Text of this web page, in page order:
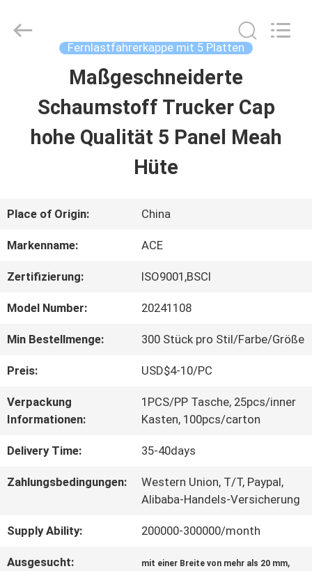
PRODUKTE
UNS
AUSFLUG
QUALITÄTSKONTROLLE
SIE
MIT
UNS
VERBINDUNG
Manufacturing
Fernlastfahrerkappe mit 5 Platten
Maßgeschneiderte
Schaumstoff Trucker Cap
hohe Qualität 5 Panel Meah
Hüte
Place of Origin: China
Markenname: ACE
Zertifizierung: ISO9001,BSCI
Model Number: 20241108
Min Bestellmenge: 300 Stück pro Stil/Farbe/Größe
Preis: USD$4-10/PC
Verpackung
Informationen:
1PCS/PP Tasche, 25pcs/inner
Kasten, 100pcs/carton
Delivery Time: 35-40days
Zahlungsbedingungen:
Western Union, T/T, Paypal,
Alibaba-Handels-Versicherung
Supply Ability: 200000-300000/month
Ausgesucht: mit einer Breite von mehr als 20 mm,